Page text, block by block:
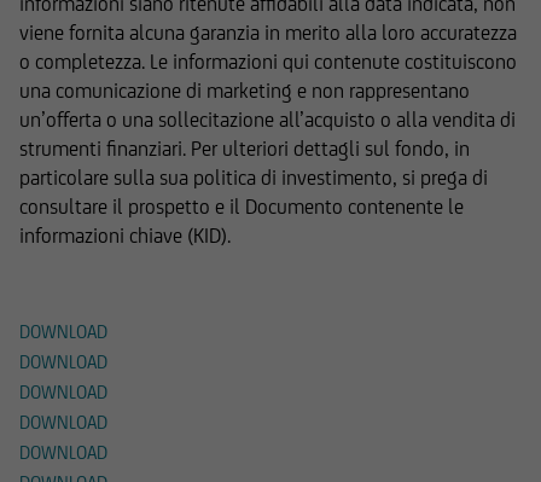
viene fornita alcuna garanzia in merito alla loro accuratezza
o completezza. Le informazioni qui contenute costituiscono
una comunicazione di marketing e non rappresentano
un’offerta o una sollecitazione all’acquisto o alla vendita di
strumenti finanziari. Per ulteriori dettagli sul fondo, in
particolare sulla sua politica di investimento, si prega di
consultare il prospetto e il Documento contenente le
informazioni chiave (KID).
DOWNLOAD
DOWNLOAD
DOWNLOAD
DOWNLOAD
DOWNLOAD